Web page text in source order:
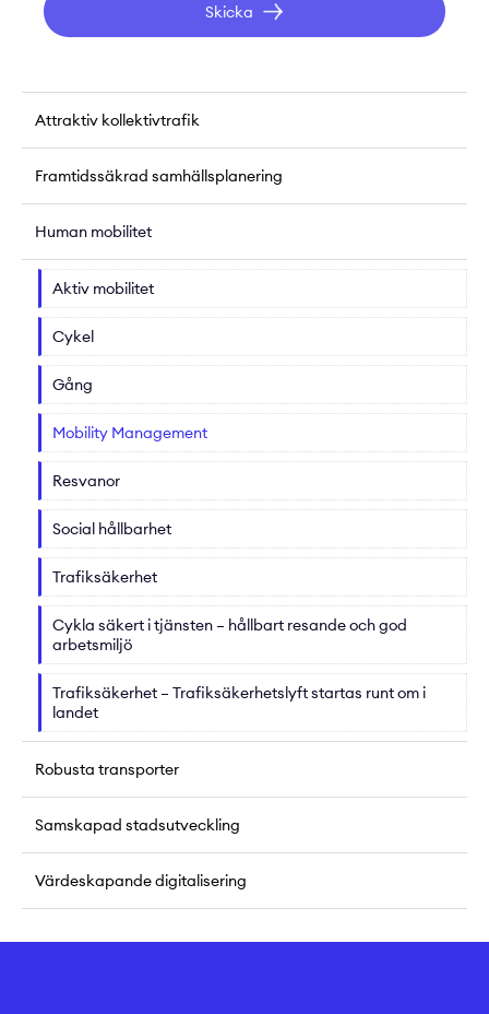
Attraktiv kollektivtrafik
Framtidssäkrad samhällsplanering
Human mobilitet
Aktiv mobilitet
Cykel
Gång
Mobility Management
Resvanor
Social hållbarhet
Trafiksäkerhet
Cykla säkert i tjänsten – hållbart resande och god
arbetsmiljö
Trafiksäkerhet – Trafiksäkerhetslyft startas runt om i
landet
Robusta transporter
Samskapad stadsutveckling
Värdeskapande digitalisering
Skicka